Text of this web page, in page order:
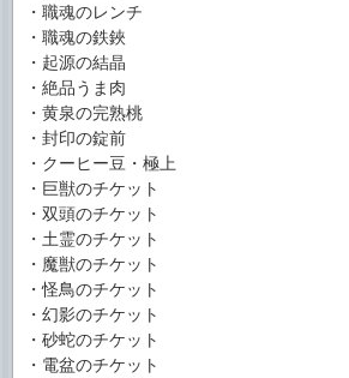
・職魂のレンチ
・職魂の鉄鋏
・起源の結晶
・絶品うま肉
・黄泉の完熟桃
・封印の錠前
・クーヒー豆・極上
・巨獣のチケット
・双頭のチケット
・土霊のチケット
・魔獣のチケット
・怪鳥のチケット
・幻影のチケット
・砂蛇のチケット
・電盆のチケット